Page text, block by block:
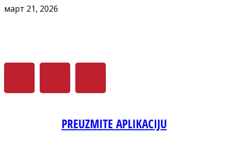
март 21, 2026
PREUZMITE APLIKACIJU